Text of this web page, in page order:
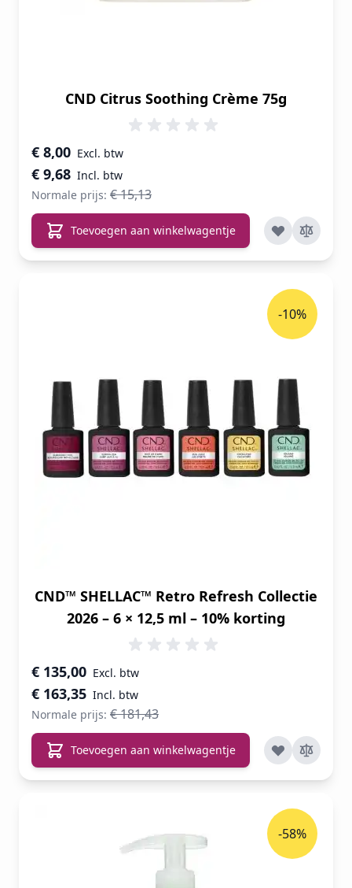
CND Citrus Soothing Crème 75g
Speciale prijs
€ 9,68
€ 8,00
Normale prijs: € 15,13
Toevoegen aan winkelwagentje
CND™ SHELLAC™ Retro Refresh Collectie
2026 – 6 × 12,5 ml – 10% korting
Speciale prijs
€ 163,35
€ 135,00
Normale prijs: € 181,43
-10%
Toevoegen aan winkelwagentje
-58%